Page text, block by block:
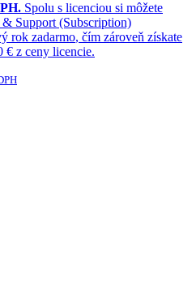
Spolu s licenciou si môžete
& Support (Subscription)
rok zadarmo, čím zároveň získate
€ z ceny licencie.